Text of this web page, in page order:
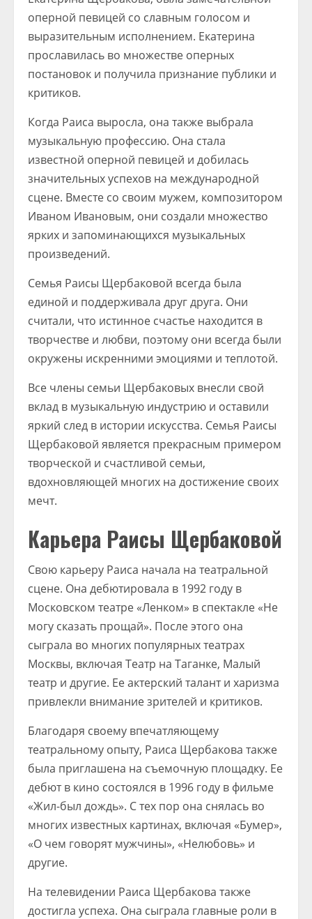
оперной певицей со славным голосом и
выразительным исполнением. Екатерина
прославилась во множестве оперных
постановок и получила признание публики и
критиков.
Когда Раиса выросла, она также выбрала
музыкальную профессию. Она стала
известной оперной певицей и добилась
значительных успехов на международной
сцене. Вместе со своим мужем, композитором
Иваном Ивановым, они создали множество
ярких и запоминающихся музыкальных
произведений.
Семья Раисы Щербаковой всегда была
единой и поддерживала друг друга. Они
считали, что истинное счастье находится в
творчестве и любви, поэтому они всегда были
окружены искренними эмоциями и теплотой.
Все члены семьи Щербаковых внесли свой
вклад в музыкальную индустрию и оставили
яркий след в истории искусства. Семья Раисы
Щербаковой является прекрасным примером
творческой и счастливой семьи,
вдохновляющей многих на достижение своих
мечт.
Карьера Раисы Щербаковой
Свою карьеру Раиса начала на театральной
сцене. Она дебютировала в 1992 году в
Московском театре «Ленком» в спектакле «Не
могу сказать прощай». После этого она
сыграла во многих популярных театрах
Москвы, включая Театр на Таганке, Малый
театр и другие. Ее актерский талант и харизма
привлекли внимание зрителей и критиков.
Благодаря своему впечатляющему
театральному опыту, Раиса Щербакова также
была приглашена на съемочную площадку. Ее
дебют в кино состоялся в 1996 году в фильме
«Жил-был дождь». С тех пор она снялась во
многих известных картинах, включая «Бумер»,
«О чем говорят мужчины», «Нелюбовь» и
другие.
На телевидении Раиса Щербакова также
достигла успеха. Она сыграла главные роли в